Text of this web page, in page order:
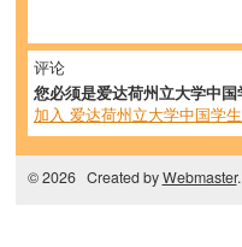
评论
您必须是爱达荷州立大学中
加入 爱达荷州立大学中国学
© 2026 Created byWebmaster